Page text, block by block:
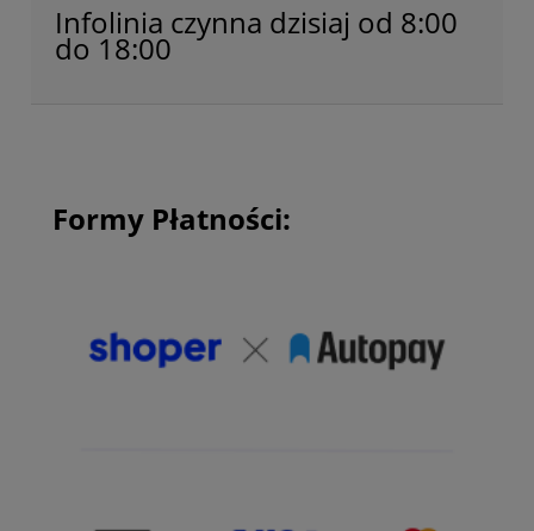
Infolinia czynna dzisiaj od 8:00
do 18:00
Formy Płatności: